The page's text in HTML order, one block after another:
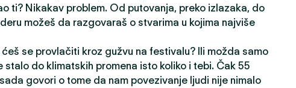
ti? Nikakav problem. Od putovanja, preko izlazaka, do
možeš da razgovaraš o stvarima u kojima najviše
ćeš se provlačiti kroz gužvu na festivalu? Ili možda samo
stalo do klimatskih promena isto koliko i tebi. Čak 55
govori o tome da nam povezivanje ljudi nije nimalo